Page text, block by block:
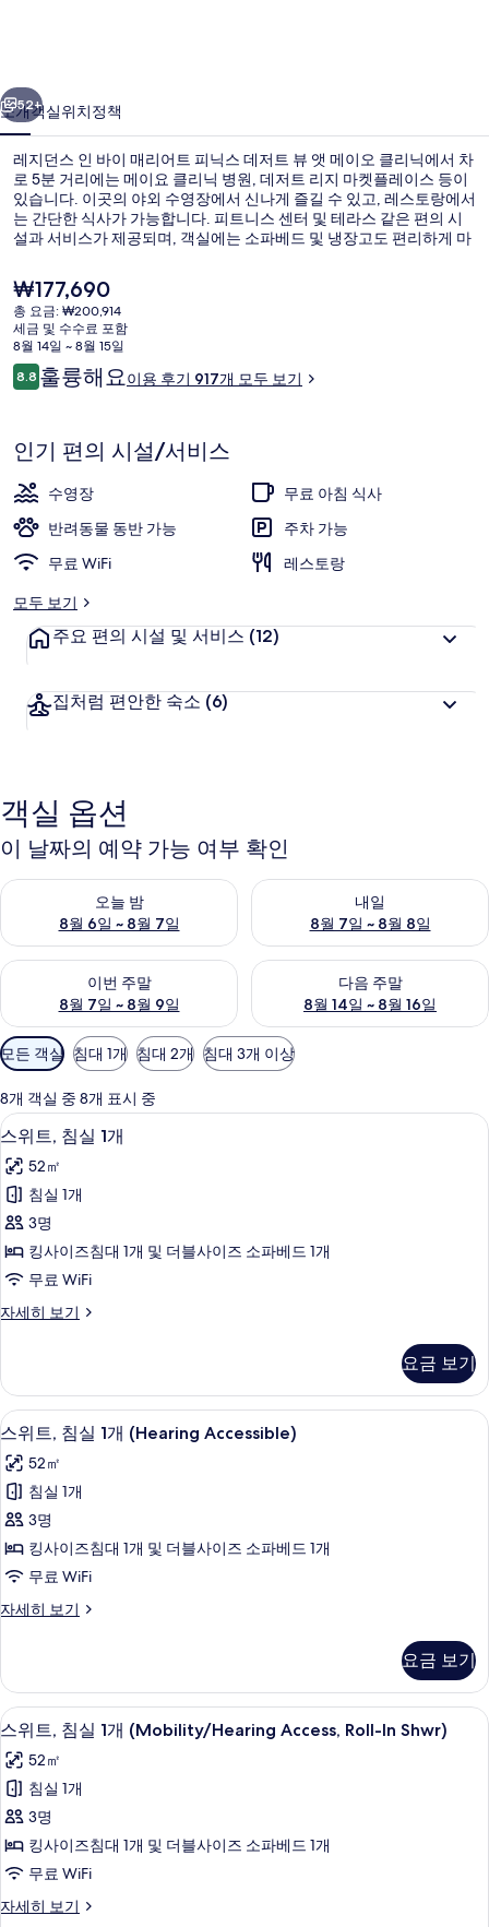
매
리
어
트
피
닉
스
데
저
뷰
앳
메
이
오
진
갤
러
52+
소개객실위치정책
레지던스 인 바이 매리어트 피닉스 데저트 뷰 앳 메이오 클리닉에서 차
로 5분 거리에는 메이요 클리닉 병원, 데저트 리지 마켓플레이스 등이
있습니다. 이곳의 야외 수영장에서 신나게 즐길 수 있고, 레스토랑에서
는 간단한 식사가 가능합니다. 피트니스 센터 및 테라스 같은 편의 시
설과 서비스가 제공되며, 객실에는 소파베드 및 냉장고도 편리하게 마
숙박 시설 상태에 굉장히 만족했습니다.
현
재
가
격
은
₩177,690
₩177,690
총 요금: ₩200,914
세금 및 수수료 포함
8월 14일 ~ 8월 15일
이
용
기
8.810점 만점 중 8.8점.
훌륭해요이용 후기 917개 모두 보기
인기 편의 시설/서비스
수영장
무료 아침 식사
반려동물 동반 가능
주차 가능
무료 WiFi
레스토랑
모두 보기
주요 편의 시설 및 서비스 (12)
집처럼 편안한 숙소 (6)
객실 옵션
이 날짜의 예약 가능 여부 확인
오늘 밤
8월 6일 ~ 8월 7일
오늘 밤 예약 가능 여부 확인, 8월 6일 ~ 8월 7일
내일
8월 7일 ~ 8월 8일
내일 예약 가능 여부 확인, 8월
이번 주말
8월 7일 ~ 8월 9일
이번 주말 예약 가능 여부 확인, 8월 7일 ~ 8월 9일
다음 주말
8월 14일 ~ 8월 16일
다음 주말 예약 가능 여부 확인,
객
실
에
사
용
가
능
한
터
모든 객실 침대 1개 침대 2개 침대 3개 이상
8개 객실 중 8개 표시 중
스
위
트,
침
실
1
개
사
모
두
보
기
고급 침구, 객실 내 금고, 책상, 다리미/
5
스위트, 침실 1개
52㎡
침실 1개
3명
킹사이즈침대 1개 및 더블사이즈 소파베드 1개
무료 WiFi
자세히 보기
스
실
개
세
히
보
기
요금 보기
스
위
트,
침
실
1
개
(Hearing
진
모
두
보
기
고급 침구, 객실 내 금고, 책상, 다리미/
5
스위트, 침실 1개 (Hearing Accessible)
52㎡
침실 1개
3명
킹사이즈침대 1개 및 더블사이즈 소파베드 1개
무료 WiFi
자세히 보기
스
실
개
(Hearing
Accessible)
자
세
히
보
기
요금 보기
스
위
트,
침
실
1
개
(Mobility/Hearing
샤워기/욕조 결합, 무료 세면용품, 헤
5
스위트, 침실 1개 (Mobility/Hearing Access, Roll-In Shwr)
52㎡
침실 1개
3명
킹사이즈침대 1개 및 더블사이즈 소파베드 1개
무료 WiFi
자세히 보기
스